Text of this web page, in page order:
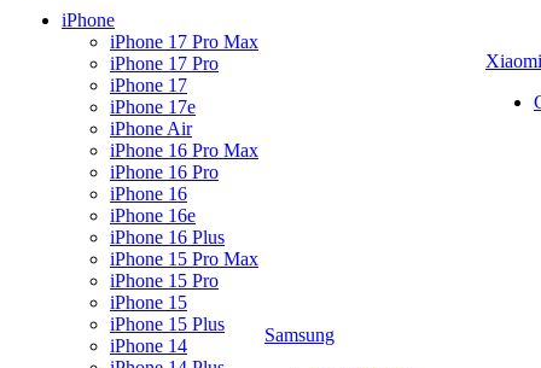
iPhone
iPhone 17 Pro Max
iPhone 17 Pro
iPhone 17
iPhone 17e
iPhone Air
iPhone 16 Pro Max
iPhone 16 Pro
iPhone 16
iPhone 16e
iPhone 16 Plus
iPhone 15 Pro Max
iPhone 15 Pro
iPhone 15
iPhone 15 Plus
iPhone 14
Samsung
Xiaomi